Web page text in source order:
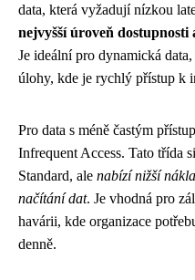
data, která vyžadují nízkou
nejvyšší úroveň dostupnosti
Je ideální pro dynamická
úlohy, kde je rychlý přístup k
Pro data s méně častým
Infrequent Access. Tato třída
Standard, ale nabízí nižší
načítání dat. Je vhodná pro
havárii, kde organizace
denně.